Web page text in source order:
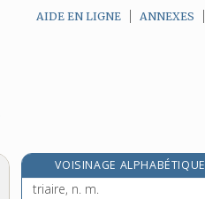
AIDE EN LIGNE ANNEXES
VOISINAGE ALPHABÉTIQUE
triage, n. m.
triaire, n. m.